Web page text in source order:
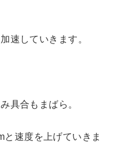
速していきます。
具合もまばら。
速度を上げていきま